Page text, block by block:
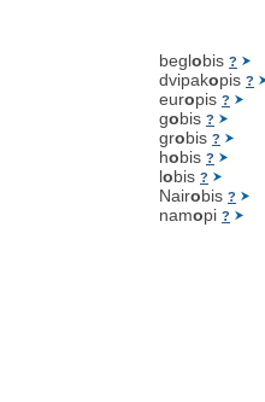
beglobis ?
dvipakopis ?
europis ?
gobis ?
grobis ?
hobis ?
lobis ?
Nairobis ?
namopi ?